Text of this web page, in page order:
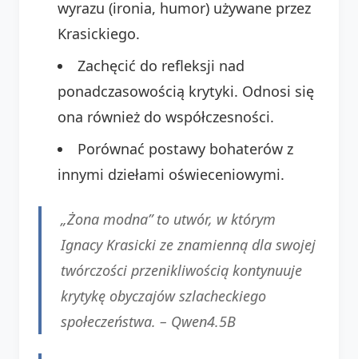
wyrazu (ironia, humor) używane przez
Krasickiego.
Zachęcić do refleksji nad
ponadczasowością krytyki. Odnosi się
ona również do współczesności.
Porównać postawy bohaterów z
innymi dziełami oświeceniowymi.
„Żona modna” to utwór, w którym
Ignacy Krasicki ze znamienną dla swojej
twórczości przenikliwością kontynuuje
krytykę obyczajów szlacheckiego
społeczeństwa. – Qwen4.5B